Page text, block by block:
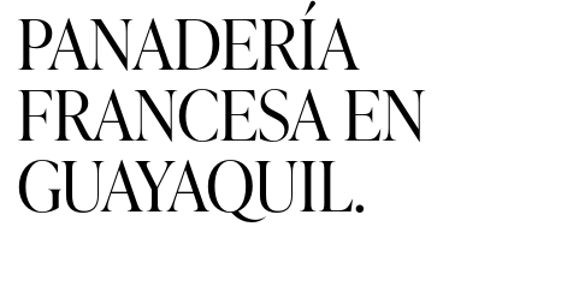
PANADERÍA
FRANCESA EN
GUAYAQUIL.